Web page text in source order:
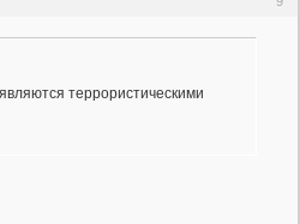
террористическими